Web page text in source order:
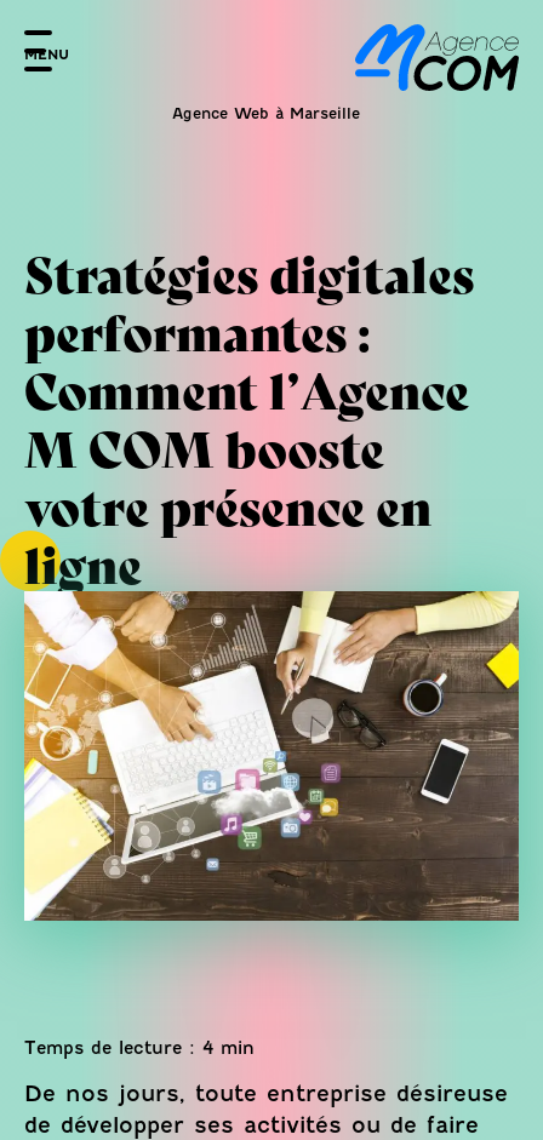
MENU
Agence Web à Marseille
Stratégies digitales
performantes :
Comment l’Agence
M COM booste
votre présence en
ligne
De nos jours, toute entreprise désireuse
de développer ses activités ou de faire